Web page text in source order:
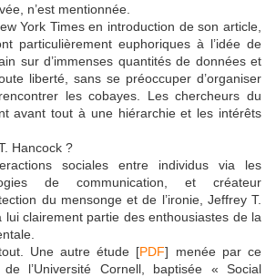
n’est mentionnée.
York Times en introduction de son article,
particulièrement euphoriques à l’idée de
sur d’immenses quantités de données et
liberté, sans se préoccuper d’organiser
les cobayes. Les chercheurs du
avant tout à une hiérarchie et les intérêts
Hancock ?
sociales entre individus via les
de communication, et créateur
du mensonge et de l’ironie, Jeffrey T.
lui clairement partie des enthousiastes de la
Une autre étude [PDF] menée par ce
l’Université Cornell, baptisée « Social